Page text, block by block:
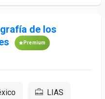
de los
Premium
LIAS